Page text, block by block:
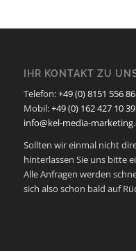
IHR KONTAKT ZU
Telefon:+49 (0) 8151 556
Mobil:+49 (0) 162 427 10 39
info@kel-media-
Sollten wir einmal nicht
hinterlassen Sie uns bitte
Alle Anfragen werden
sich also schon bald auf